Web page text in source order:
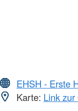
EHSH - Erste
Karte: Link